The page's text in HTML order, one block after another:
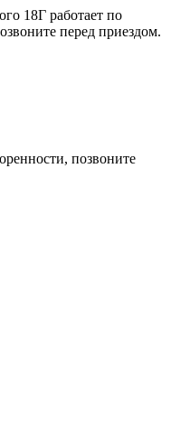
18Г работает по
перед приездом.
позвоните